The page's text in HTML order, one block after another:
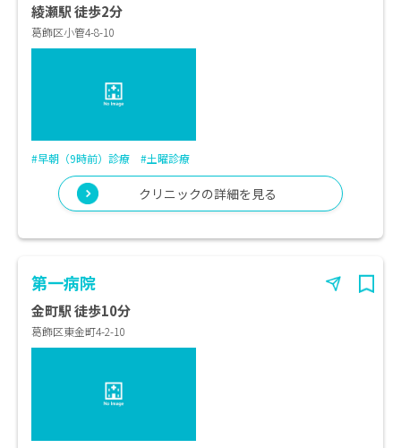
綾瀬駅 徒歩2分
葛飾区小管4-8-10
#早朝（9時前）診療 #土曜診療
クリニックの詳細を見る
第一病院
金町駅 徒歩10分
葛飾区東金町4-2-10